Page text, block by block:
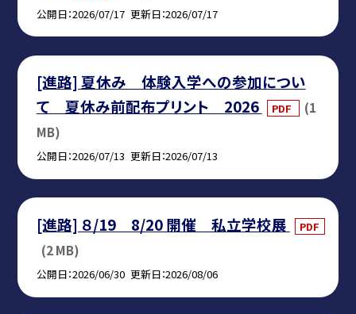
公開日 2026/07/17 更新日 2026/07/17
[進路] 夏休み 体験入学への参加につい
て 夏休み前配布プリント 2026
PDF
(1
MB)
公開日 2026/07/13 更新日 2026/07/13
[進路] ８/19 8/20 開催 私立学校展 PDF
(2 MB)
公開日 2026/06/30 更新日 2026/08/06